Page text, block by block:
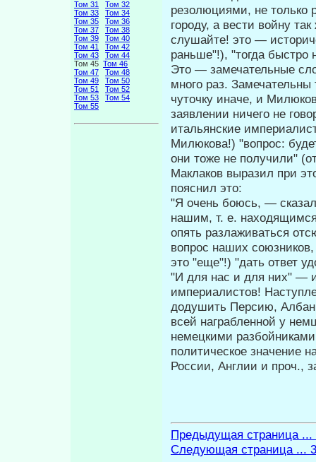
Том 31
Том 32
Том 33
Том 34
Том 35
Том 36
Том 37
Том 38
Том 39
Том 40
Том 41
Том 42
Том 43
Том 44
Том 45 Том 46
Том 47
Том 48
Том 49
Том 50
Том 51
Том 52
Том 53
Том 54
Том 55
резолюциями, не только
городу, а вести войну
слушайте! это —
раньше"!), "тогда быстро
Это — замечательные
много раз. Замечательны
чуточку иначе, и
заявлении ничего не
итальянские
Милюкова!) "вопрос:
они тоже не получили"
Маклаков выразил при
пояснил это:
"Я очень боюсь, —
нашим, т. е.
опять разлаживаться
вопрос наших
это "еще"!) "дать ответ
"И для нас и для них" —
империа­листов!
додушить Персию,
всей награбленной у
немецкими
политическое значение
России, Англии и проч.,
Предыдущая страница ...
Следующая страница ...